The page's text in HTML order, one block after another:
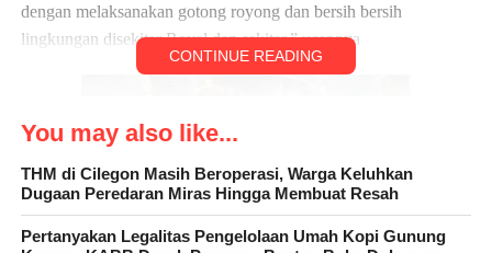
dengan melaksanakan gotong royong dan bersih bersih
lingkungan disekitar Royal dan sekitar,” ucapnya
CONTINUE READING
You may also like...
THM di Cilegon Masih Beroperasi, Warga Keluhkan
Dugaan Peredaran Miras Hingga Membuat Resah
Pertanyakan Legalitas Pengelolaan Umah Kopi Gunung